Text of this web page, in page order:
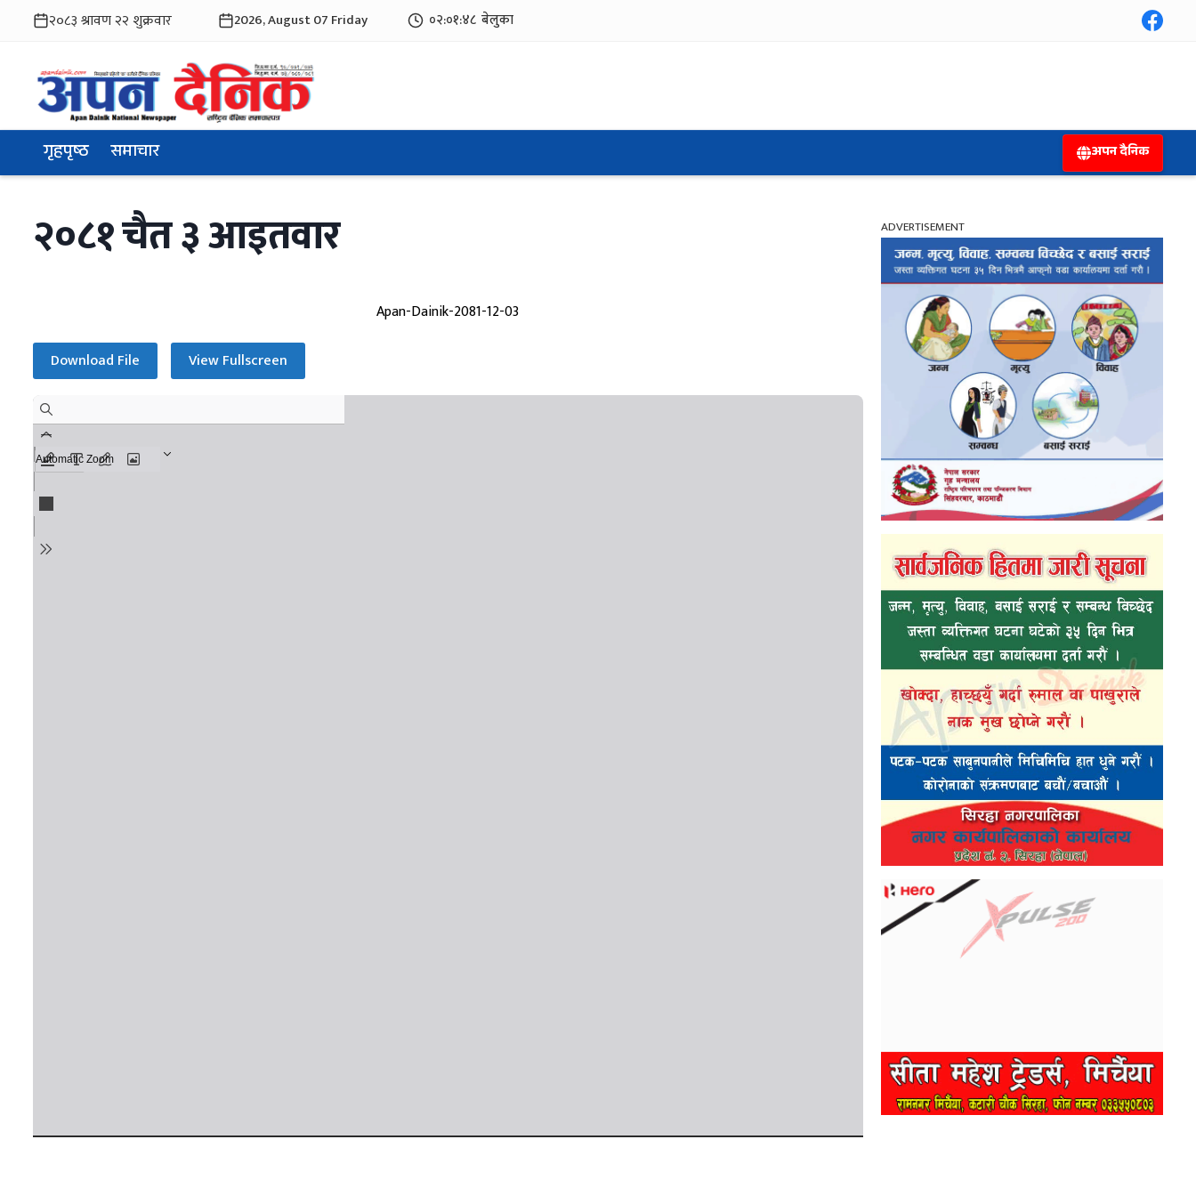
2026, August 07 Friday ०२:०१:४८ बेलुका
गृहपृष्ठ समाचार अपन दैनिक
२०८१ चैत ३ आइतवार
Apan-Dainik-2081-12-03
Download File View Fullscreen
ADVERTISEMENT